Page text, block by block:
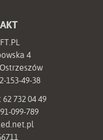
4
153-49-38
62 732 04 49
099-789